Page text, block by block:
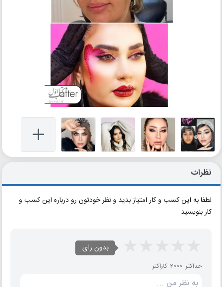
نظرات
لطفا به این کسب و کار امتیاز بدید و نظر خودتون رو درباره این کسب و
کار بنویسید
بدون رای
حداکثر 2000 کاراکتر